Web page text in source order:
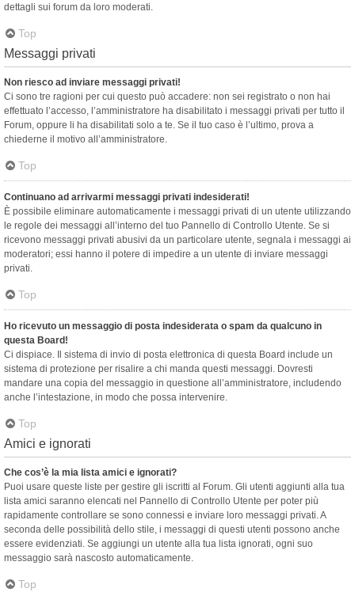
dettagli sui forum da loro moderati.
Top
Messaggi privati
Non riesco ad inviare messaggi privati!
Ci sono tre ragioni per cui questo può accadere: non sei registrato o non hai
effettuato l’accesso, l’amministratore ha disabilitato i messaggi privati per tutto il
Forum, oppure li ha disabilitati solo a te. Se il tuo caso è l’ultimo, prova a
chiederne il motivo all’amministratore.
Top
Continuano ad arrivarmi messaggi privati indesiderati!
È possibile eliminare automaticamente i messaggi privati ​​di un utente utilizzando
le regole dei messaggi all’interno del tuo Pannello di Controllo Utente. Se si
ricevono messaggi privati ​​abusivi da un particolare utente, segnala i messaggi ai
moderatori; essi hanno il potere di impedire a un utente di inviare messaggi
privati​​.
Top
Ho ricevuto un messaggio di posta indesiderata o spam da qualcuno in
questa Board!
Ci dispiace. Il sistema di invio di posta elettronica di questa Board include un
sistema di protezione per risalire a chi manda questi messaggi. Dovresti
mandare una copia del messaggio in questione all’amministratore, includendo
anche l’intestazione, in modo che possa intervenire.
Top
Amici e ignorati
Che cos’è la mia lista amici e ignorati?
Puoi usare queste liste per gestire gli iscritti al Forum. Gli utenti aggiunti alla tua
lista amici saranno elencati nel Pannello di Controllo Utente per poter più
rapidamente controllare se sono connessi e inviare loro messaggi privati. A
seconda delle possibilità dello stile, i messaggi di questi utenti possono anche
essere evidenziati. Se aggiungi un utente alla tua lista ignorati, ogni suo
messaggio sarà nascosto automaticamente.
Top